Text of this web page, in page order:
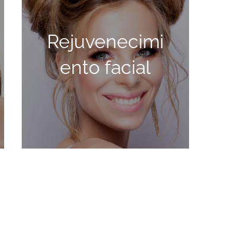
Rejuvenecimi
ento facial
REJUVENECIMIENTO
FACIAL
SABER MÁS